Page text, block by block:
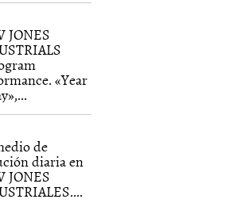
JONES
«Year
de
diaria en
JONES